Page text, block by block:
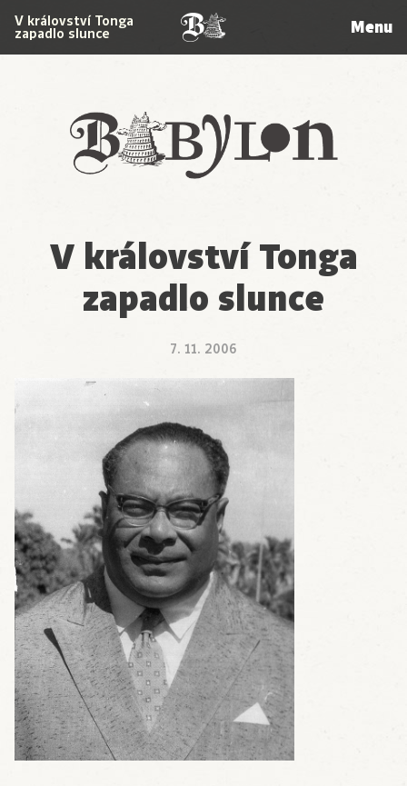
Babylon
V království Tonga
zapadlo slunce Menu
V království Tonga
zapadlo slunce
7. 11. 2006